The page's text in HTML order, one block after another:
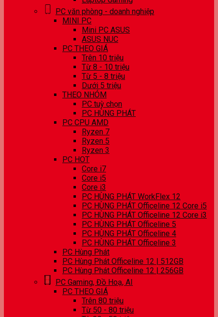
PC văn phòng - doanh nghiệp
MINI PC
Mini PC ASUS
ASUS NUC
PC THEO GIÁ
Trên 10 triệu
Từ 8 - 10 triệu
Từ 5 - 8 triệu
Dưới 5 triệu
THEO NHÓM
PC tuỳ chọn
PC HÙNG PHÁT
PC CPU AMD
Ryzen 7
Ryzen 5
Ryzen 3
PC HOT
Core i7
Core i5
Core i3
PC HÙNG PHÁT WorkFlex 12
PC HÙNG PHÁT Officeline 12 Core i5
PC HÙNG PHÁT Officeline 12 Core i3
PC HÙNG PHÁT Officeline 5
PC HÙNG PHÁT Officeline 4
PC HÙNG PHÁT Officeline 3
PC Hùng Phát
PC Hùng Phát Officeline 12 | 512GB
PC Hùng Phát Officeline 12 | 256GB
PC Gaming, Đồ Hoạ, AI
PC THEO GIÁ
Trên 80 triệu
Từ 50 - 80 triệu